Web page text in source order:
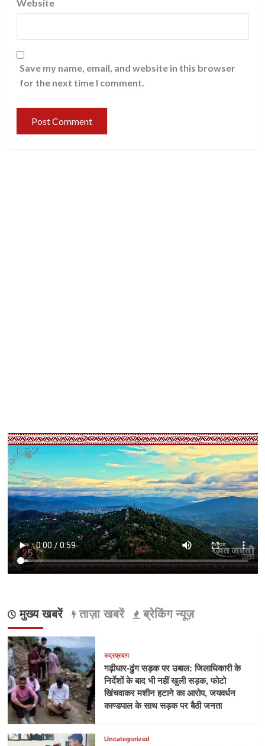
Website
Save my name, email, and website in this browser
for the next time I comment.
मुख्य खबरें ताज़ा खबरें ब्रेकिंग न्यूज़
रुद्रप्रयाग
गढ़ीधार-ढुंग सड़क पर उबाल: जिलाधिकारी के
निर्देशों के बाद भी नहीं खुली सड़क, फोटो
खिंचवाकर मशीन हटाने का आरोप, जयवर्धन
काण्डपाल के साथ सड़क पर बैठी जनता
Uncategorized